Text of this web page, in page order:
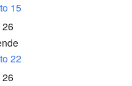
15
26
22
26